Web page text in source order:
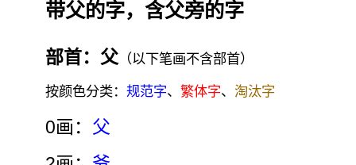
带父的字，含父旁的字
部首：父 （以下笔画不含部首）
按颜色分类：规范字、繁体字、淘汰字
0画： 父